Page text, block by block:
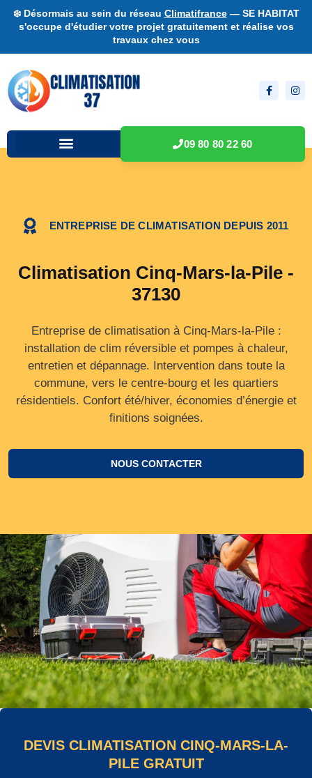
❄️ Désormais au sein du réseau Climatifrance— SE HABITAT
s'occupe d'étudier votre projet gratuitement et réalise vos
travaux chez vous
09 80 80 22 60
ENTREPRISE DE CLIMATISATION DEPUIS 2011
Climatisation Cinq-Mars-la-Pile -
37130
Entreprise de climatisation à Cinq-Mars-la-Pile :
installation de clim réversible et pompes à chaleur,
entretien et dépannage. Intervention dans toute la
commune, vers le centre‑bourg et les quartiers
résidentiels. Confort été/hiver, économies d’énergie et
finitions soignées.
NOUS CONTACTER
DEVIS CLIMATISATION CINQ-MARS-LA-
PILE GRATUIT